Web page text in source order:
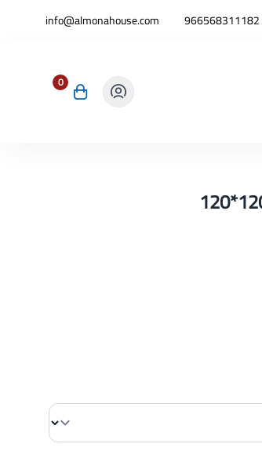
966568311182
info@almonahouse.com
0